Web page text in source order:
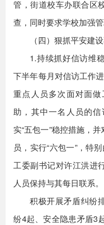
管，街道校车办联合区
查，同时要求学校加强管
（四）狠抓平安建
1.持续抓好信访维
下半年每月对信访工作
重点人员多次面对面
助，其中一名人员的
实“五包一”稳控措施，
员，实行“六包一”，特
工委副书记对许江洪进
人员保持与其每日联系。
积极开展矛盾纠纷
纷4起、安全隐患矛盾3